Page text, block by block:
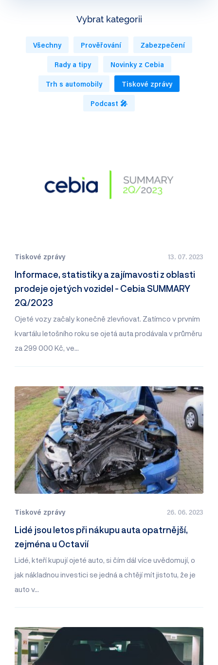
Vybrat kategorii
Všechny Prověřování
Zabezpečení
Rady a tipy
Novinky z Cebia
Trh s automobily
Tiskové zprávy
Podcast 🎤
Tiskové zprávy 13. 07. 2023
Informace, statistiky a zajímavosti z oblasti
prodeje ojetých vozidel - Cebia SUMMARY
2Q/2023
Ojeté vozy začaly konečně zlevňovat. Zatímco v prvním
kvartálu letošního roku se ojetá auta prodávala v průměru
za 299 000 Kč, ve…
Tiskové zprávy 26. 06. 2023
Lidé jsou letos při nákupu auta opatrnější,
zejména u Octavií
Lidé, kteří kupují ojeté auto, si čím dál více uvědomují, o
jak nákladnou investici se jedná a chtějí mít jistotu, že je
auto v…